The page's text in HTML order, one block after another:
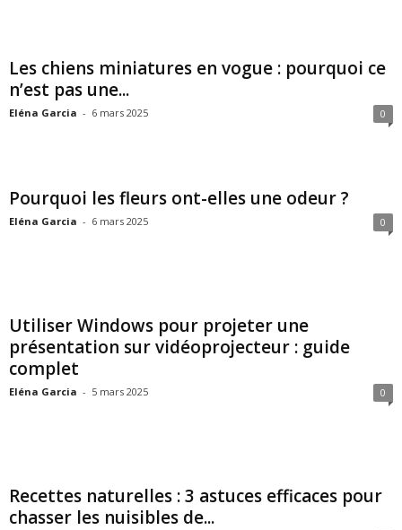
Les chiens miniatures en vogue : pourquoi ce
n’est pas une...
Eléna Garcia - 6 mars 2025 0
Pourquoi les fleurs ont-elles une odeur ?
Eléna Garcia - 6 mars 2025 0
Utiliser Windows pour projeter une
présentation sur vidéoprojecteur : guide
complet
Eléna Garcia - 5 mars 2025 0
Recettes naturelles : 3 astuces efficaces pour
chasser les nuisibles de...